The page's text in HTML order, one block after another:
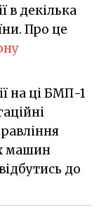
в декілька
Про це
на ці БМП-1
машин
до